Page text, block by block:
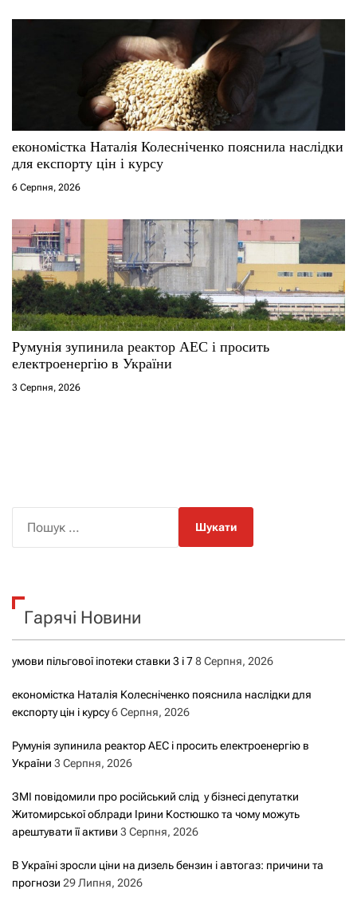
економістка Наталія Колесніченко пояснила наслідки
для експорту цін і курсу
6 Серпня, 2026
Румунія зупинила реактор АЕС і просить
електроенергію в України
3 Серпня, 2026
к
Гарячі Новини
умови пільгової іпотеки ставки 3 і 78 Серпня, 2026
економістка Наталія Колесніченко пояснила наслідки для
експорту цін і курсу6 Серпня, 2026
Румунія зупинила реактор АЕС і просить електроенергію в
України 3 Серпня, 2026
ЗМІ повідомили про російський слід у бізнесі депутатки
Житомирської облради Ірини Костюшко та чому можуть
арештувати її активи 3 Серпня, 2026
В Україні зросли ціни на дизель бензин і автогаз: причини та
прогнози 29 Липня, 2026